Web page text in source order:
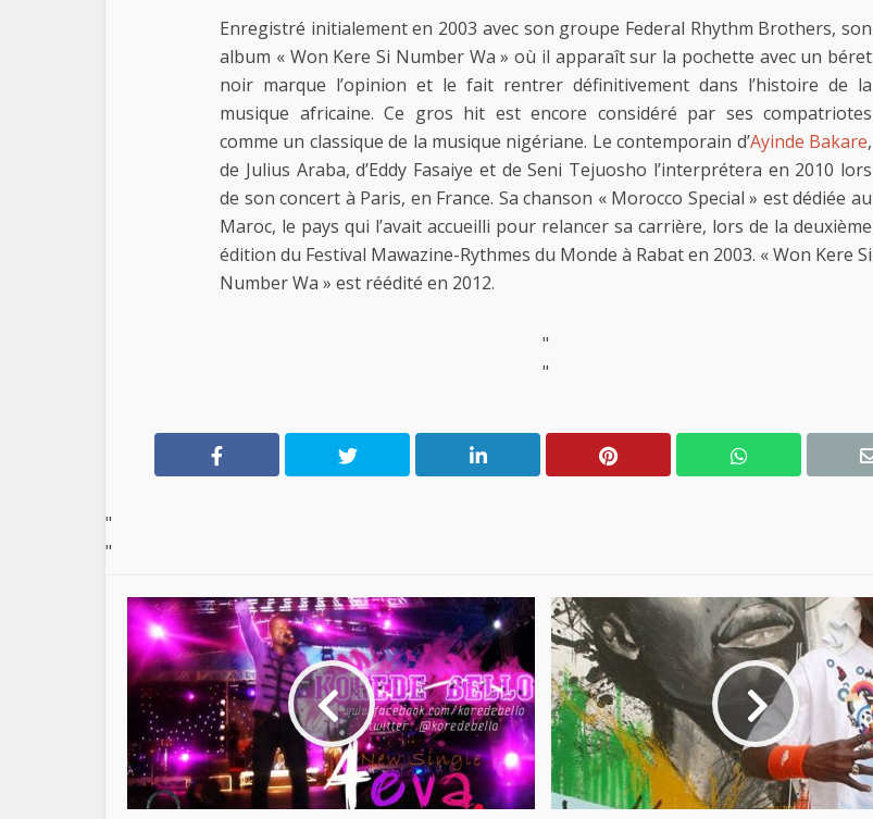
Enregistré initialement en 2003 avec son groupe Federal Rhythm Brothers, son
album « Won Kere Si Number Wa » où il apparaît sur la pochette avec un béret
noir marque l’opinion et le fait rentrer définitivement dans l’histoire de la
musique africaine. Ce gros hit est encore considéré par ses compatriotes
comme un classique de la musique nigériane. Le contemporain d’Ayinde Bakare,
de Julius Araba, d’Eddy Fasaiye et de Seni Tejuosho l’interprétera en 2010 lors
de son concert à Paris, en France. Sa chanson « Morocco Special » est dédiée au
Maroc, le pays qui l’avait accueilli pour relancer sa carrière, lors de la deuxième
édition du Festival Mawazine-Rythmes du Monde à Rabat en 2003. « Won Kere Si
Number Wa » est réédité en 2012.
"
"
"
"